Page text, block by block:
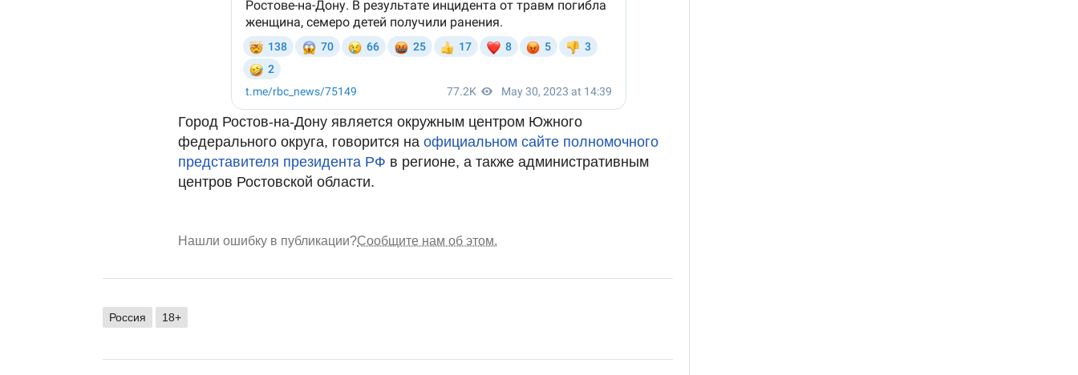
Город Ростов-на-Дону является окружным центром Южного
федерального округа, говорится на официальном сайте полномочного
представителя президента РФ в регионе, а также административным
центров Ростовской области.
Нашли ошибку в публикации?Сообщите нам об этом.
Россия 18+